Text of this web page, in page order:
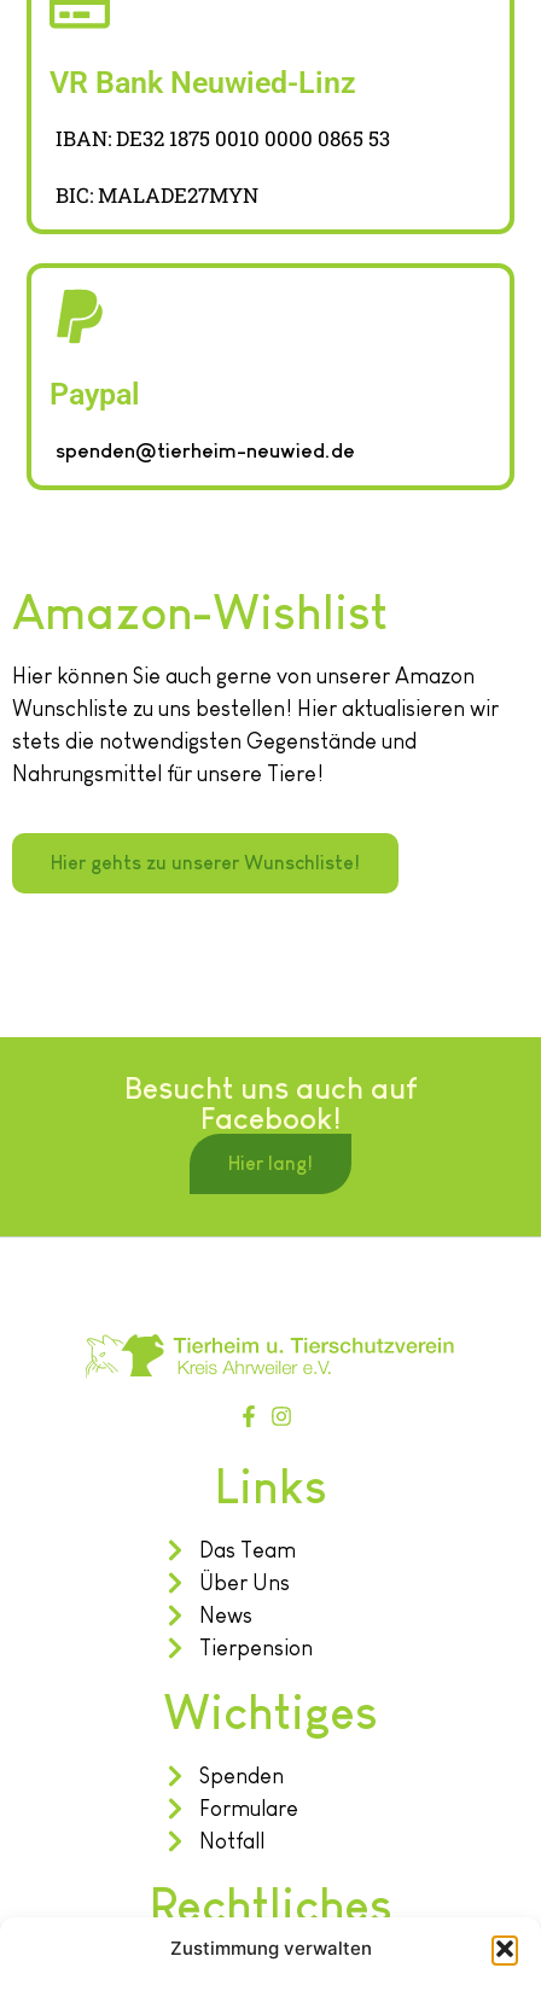
Zustimmung verwalten
VR Bank Neuwied-Linz
IBAN: DE32 1875 0010 0000 0865 53
BIC: MALADE27MYN
Paypal
spenden@tierheim-neuwied.de
Amazon-Wishlist
Hier können Sie auch gerne von unserer Amazon
Wunschliste zu uns bestellen! Hier aktualisieren wir
stets die notwendigsten Gegenstände und
Nahrungsmittel für unsere Tiere!
Hier gehts zu unserer Wunschliste!
Besucht uns auch auf
Facebook!
Hier lang!
Links
Das Team
Über Uns
News
Tierpension
Wichtiges
Spenden
Formulare
Notfall
Rechtliches